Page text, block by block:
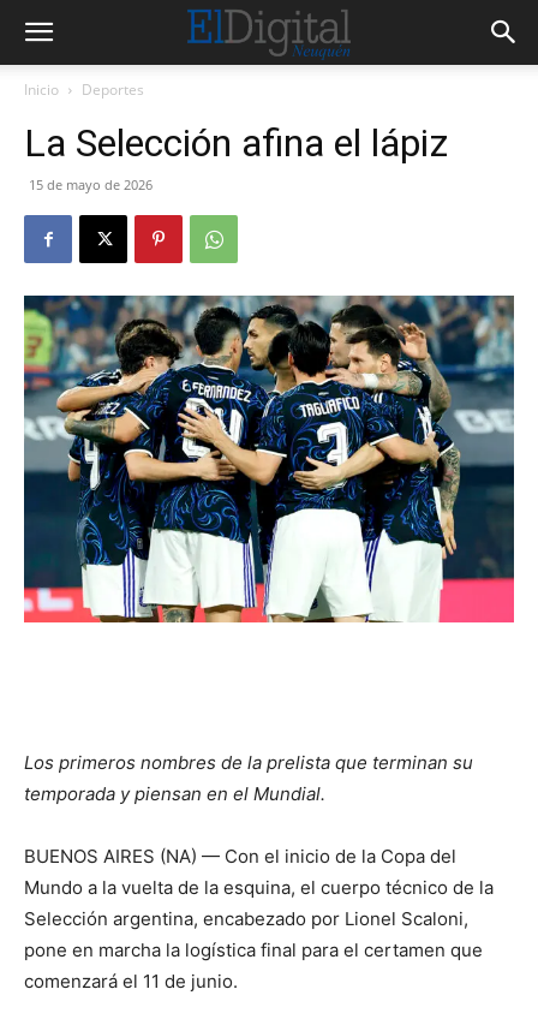
Inicio Deportes
La Selección afina el lápiz
15 de mayo de 2026
Los primeros nombres de la prelista que terminan su
temporada y piensan en el Mundial.
BUENOS AIRES (NA) — Con el inicio de la Copa del
Mundo a la vuelta de la esquina, el cuerpo técnico de la
Selección argentina, encabezado por Lionel Scaloni,
pone en marcha la logística final para el certamen que
comenzará el 11 de junio.